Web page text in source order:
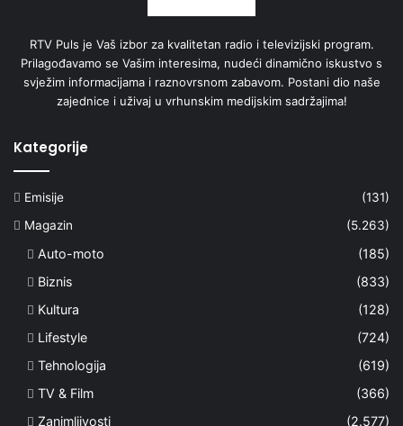
RTV Puls je Vaš izbor za kvalitetan radio i televizijski program.
Prilagođavamo se Vašim interesima, nudeći dinamično iskustvo s
svježim informacijama i raznovrsnom zabavom. Postani dio naše
zajednice i uživaj u vrhunskim medijskim sadržajima!
Kategorije
Emisije
(131)
Magazin
(5.263)
Auto-moto
(185)
Biznis
(833)
Kultura
(128)
Lifestyle
(724)
Tehnologija
(619)
TV & Film
(366)
Zanimljivosti
(2.577)